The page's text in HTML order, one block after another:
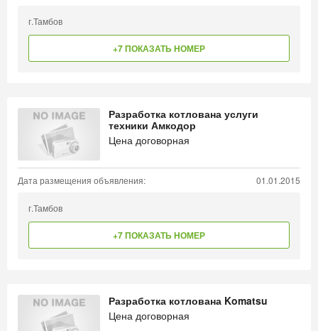
г.Тамбов
+7 ПОКАЗАТЬ НОМЕР
Разработка котлована услуги
техники Амкодор
Цена договорная
Дата размещения объявления: 01.01.2015
г.Тамбов
+7 ПОКАЗАТЬ НОМЕР
Разработка котлована Komatsu
Цена договорная